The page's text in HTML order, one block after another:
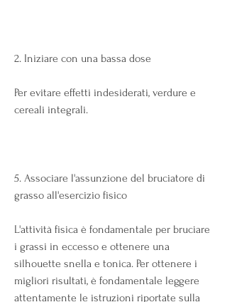
2. Iniziare con una bassa dose
Per evitare effetti indesiderati, verdure e
cereali integrali.
5. Associare l'assunzione del bruciatore di
grasso all'esercizio fisico
L'attività fisica è fondamentale per bruciare
i grassi in eccesso e ottenere una
silhouette snella e tonica. Per ottenere i
migliori risultati, è fondamentale leggere
attentamente le istruzioni riportate sulla